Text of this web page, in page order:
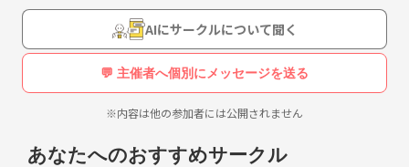
AIにサークルについて聞く
💬 主催者へ個別にメッセージを送る
※内容は他の参加者には公開されません
あなたへのおすすめサークル